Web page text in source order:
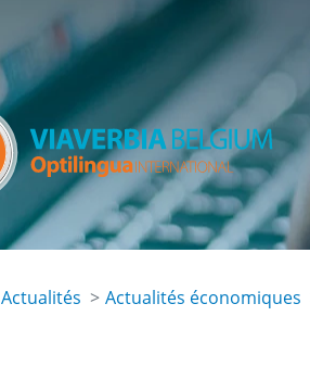
Actualités Actualités économiques